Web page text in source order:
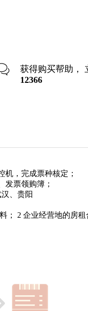
获得购买帮助，
12366
机，完成票种核定；
发票领购簿；
、贵阳
； 2 企业经营地的房租